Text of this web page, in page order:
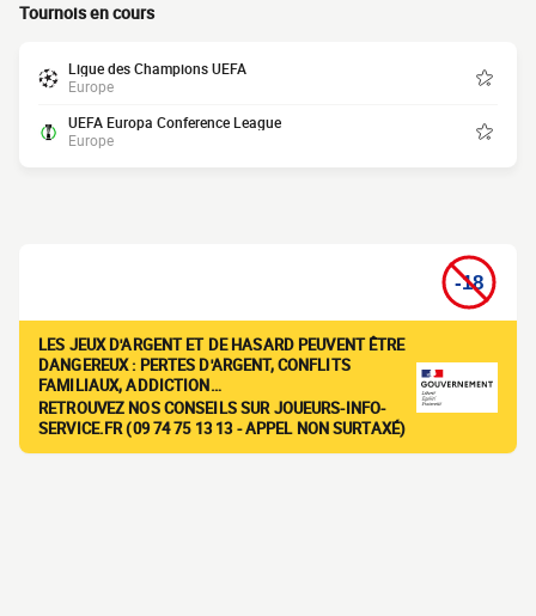
Tournois en cours
Ligue des Champions UEFA
Europe
UEFA Europa Conference League
Europe
LES JEUX D'ARGENT ET DE HASARD PEUVENT ÊTRE
DANGEREUX : PERTES D'ARGENT, CONFLITS
FAMILIAUX, ADDICTION…
RETROUVEZ NOS CONSEILS SUR JOUEURS-INFO-
SERVICE.FR (09 74 75 13 13 - APPEL NON SURTAXÉ)